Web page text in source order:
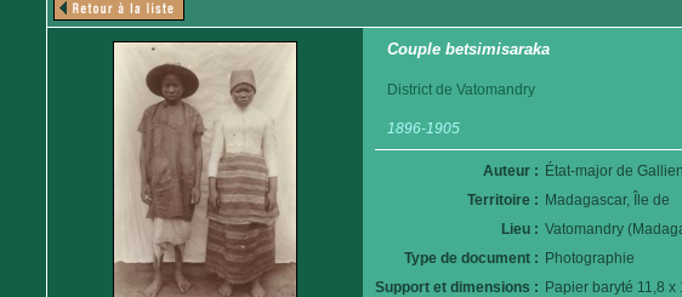
Couple betsimisaraka
District de Vatomandry
1896-1905
Auteur : État-major de
Territoire : Madagascar, Île de
Lieu : Vatomandry
Type de document : Photographie
Support et dimensions : Papier baryté 11,8 x